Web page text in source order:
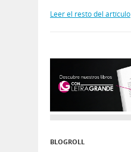
Leer el resto del artículo
BLOGROLL